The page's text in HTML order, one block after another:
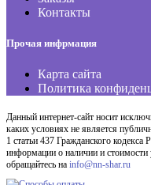
Контакты
Прочая инфрмация
Карта сайта
Политика
Данный интернет-сайт носит
каких условиях не является
1 статьи 437 Гражданского
информации о наличии и стоимости
обращайтесь на info@nn-shar.ru